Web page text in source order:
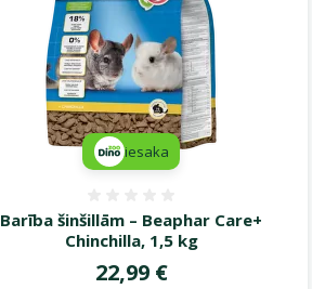
Barība šinšillām – Beaphar Care+
Chinchilla, 1,5 kg
Cena
22,99 €
iesaka